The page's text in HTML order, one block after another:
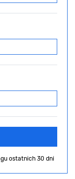
ostatnich 30 dni